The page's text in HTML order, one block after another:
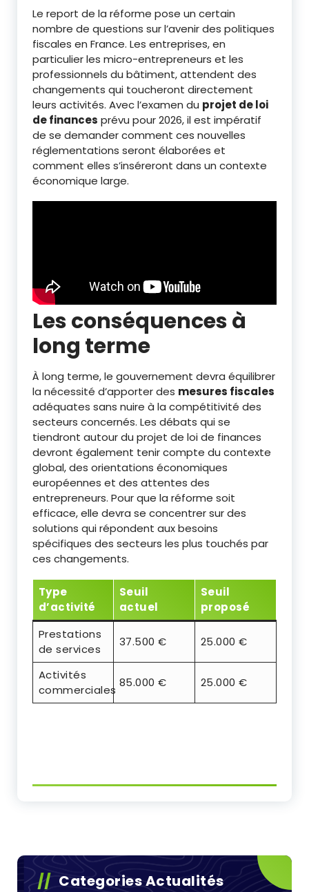
Le report de la réforme pose un certain
nombre de questions sur l’avenir des politiques
fiscales en France. Les entreprises, en
particulier les micro-entrepreneurs et les
professionnels du bâtiment, attendent des
changements qui toucheront directement
leurs activités. Avec l’examen du projet de loi
de finances prévu pour 2026, il est impératif
de se demander comment ces nouvelles
réglementations seront élaborées et
comment elles s’inséreront dans un contexte
économique large.
Les conséquences à
long terme
À long terme, le gouvernement devra équilibrer
la nécessité d’apporter des mesures fiscales
adéquates sans nuire à la compétitivité des
secteurs concernés. Les débats qui se
tiendront autour du projet de loi de finances
devront également tenir compte du contexte
global, des orientations économiques
européennes et des attentes des
entrepreneurs. Pour que la réforme soit
efficace, elle devra se concentrer sur des
solutions qui répondent aux besoins
spécifiques des secteurs les plus touchés par
ces changements.
Type
d’activité
Seuil
actuel
Seuil
proposé
Prestations
de services
37.500 € 25.000 €
Activités
commerciales
85.000 € 25.000 €
Categories Actualités